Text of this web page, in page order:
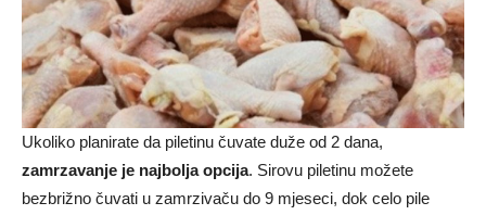
Ukoliko planirate da piletinu čuvate duže od 2 dana,
zamrzavanje je najbolja opcija. Sirovu piletinu možete
bezbrižno čuvati u zamrzivaču do 9 mjeseci, dok celo pile